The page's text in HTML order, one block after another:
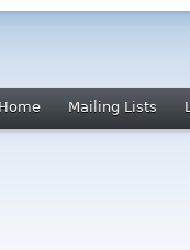
Home Mailing Lists